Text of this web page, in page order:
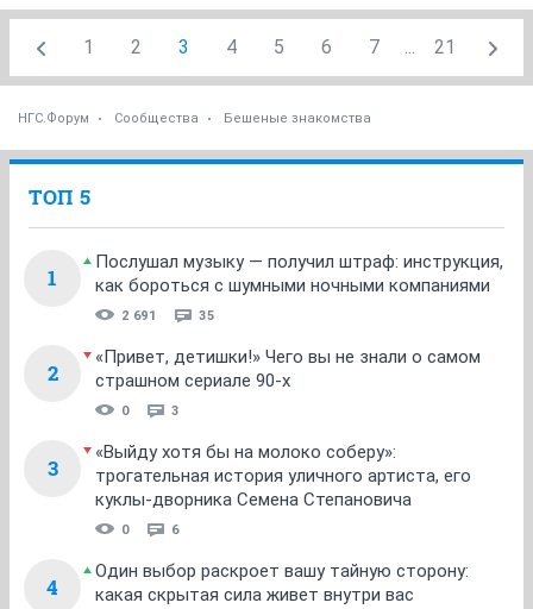
1 2 3 4 5 6 7 ... 21
НГС.Форум Сообщества Бешеные знакомства
ТОП 5
1
Послушал музыку — получил штраф: инструкция,
как бороться с шумными ночными компаниями
2 691 35
2
«Привет, детишки!» Чего вы не знали о самом
страшном сериале 90-х
0 3
3
«Выйду хотя бы на молоко соберу»:
трогательная история уличного артиста, его
куклы-дворника Семена Степановича
0 6
4
Один выбор раскроет вашу тайную сторону:
какая скрытая сила живет внутри вас